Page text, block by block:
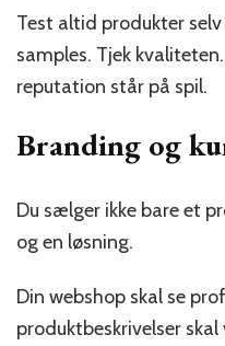
Test altid produkter
samples. Tjek
reputation står på spil.
Branding og
Du sælger ikke bare et
og en løsning.
Din webshop skal se
produktbeskrivelser